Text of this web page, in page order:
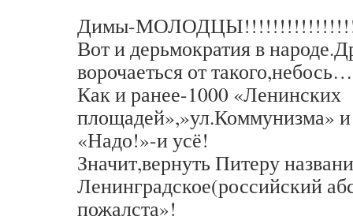
Димы-
Вот и дерьмократия в
ворочаеться от такого,небось…
Как и ранее-1000 «Ленинских
площадей»,»ул.Коммунизма»
«Надо!»-и усё!
Значит,вернуть Питеру
Ленинградское(российский
пожалста»!